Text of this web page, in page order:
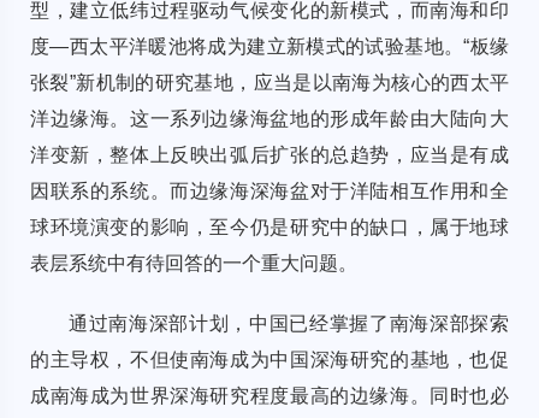
型，建立低纬过程驱动气候变化的新模式，而南海和印
度—西太平洋暖池将成为建立新模式的试验基地。“板缘
张裂”新机制的研究基地，应当是以南海为核心的西太平
洋边缘海。这一系列边缘海盆地的形成年龄由大陆向大
洋变新，整体上反映出弧后扩张的总趋势，应当是有成
因联系的系统。而边缘海深海盆对于洋陆相互作用和全
球环境演变的影响，至今仍是研究中的缺口，属于地球
表层系统中有待回答的一个重大问题。
通过南海深部计划，中国已经掌握了南海深部探索
的主导权，不但使南海成为中国深海研究的基地，也促
成南海成为世界深海研究程度最高的边缘海。同时也必